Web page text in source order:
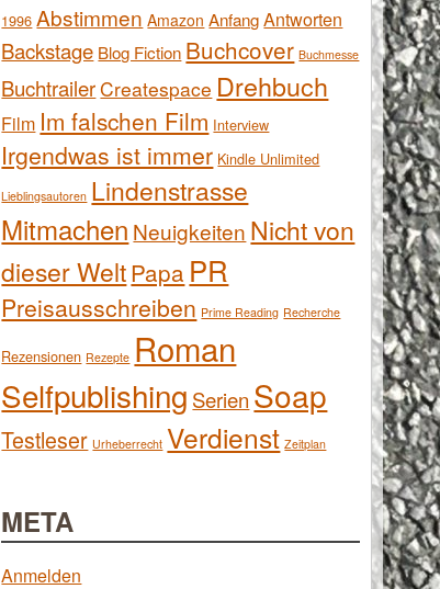
1996 Abstimmen Amazon Anfang Antworten
Backstage Blog Fiction Buchcover Buchmesse
BuchtrailerCreatespace Drehbuch
Film Im falschen Film Interview
Irgendwas ist immer Kindle Unlimited
Lieblingsautoren Lindenstrasse
Mitmachen Neuigkeiten Nicht von
dieser WeltPapa PR
Preisausschreiben Prime Reading Recherche
Rezensionen Rezepte Roman
Selfpublishing Serien Soap
Testleser Urheberrecht Verdienst Zeitplan
META
Anmelden